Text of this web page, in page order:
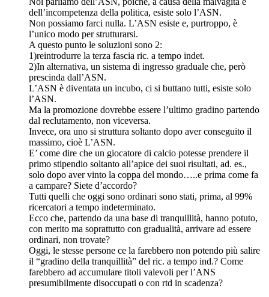
dell’incompetenza della politica, esiste solo l’ASN.
Non possiamo farci nulla. L’ASN esiste e, purtroppo, è
l’unico modo per strutturarsi.
A questo punto le soluzioni sono 2:
1)reintrodurre la terza fascia ric. a tempo indet.
2)In alternativa, un sistema di ingresso graduale che, però
prescinda dall’ASN.
L’ASN è diventata un incubo, ci si buttano tutti, esiste solo
l’ASN.
Ma la promozione dovrebbe essere l’ultimo gradino partendo
dal reclutamento, non viceversa.
Invece, ora uno si struttura soltanto dopo aver conseguito il
massimo, cioè L’ASN.
E’ come dire che un giocatore di calcio potesse prendere il
primo stipendio soltanto all’apice dei suoi risultati, ad. es.,
solo dopo aver vinto la coppa del mondo…..e prima come fa
a campare? Siete d’accordo?
Tutti quelli che oggi sono ordinari sono stati, prima, al 99%
ricercatori a tempo indeterminato.
Ecco che, partendo da una base di tranquillità, hanno potuto,
con merito ma soprattutto con gradualità, arrivare ad essere
ordinari, non trovate?
Oggi, le stesse persone ce la farebbero non potendo più salire
il “gradino della tranquillità” del ric. a tempo ind.? Come
farebbero ad accumulare titoli valevoli per l’ANS
presumibilmente disoccupati o con rtd in scadenza?